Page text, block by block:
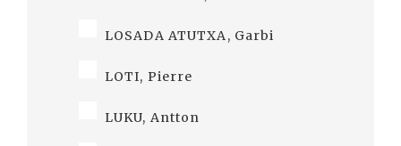
LOSADA ATUTXA, Garbi
LOTI, Pierre
LUKU, Antton